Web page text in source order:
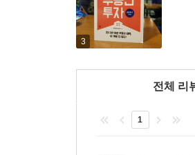
지정하고, 민간택지 분양
또 양도소득세와 종부세
한편 공공택지, 공적임대
이처럼 부동산 정책을
속에서 내집 마련을 하
3
전체 리
1